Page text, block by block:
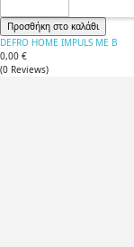
Προσθήκη στο καλάθι
DEFRO HOME IMPULS ME B
0,00 €
(0 Reviews)